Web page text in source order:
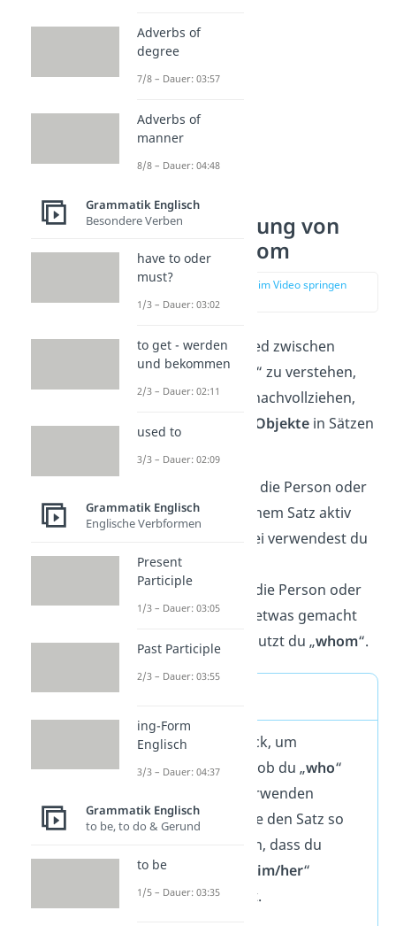
Regeln zur
Unterscheidung von
who und whom
zur Stelle im Video springen
(01:14)
Um den Unterschied zwischen
who“ und „whom
“ zu verstehen,
musst du erstmal nachvollziehen,
Subjekte Objektein Sätzen
ist die Person oder
Sache, die in einem Satz aktiv
etwas tut. Dabei verwendest du
„who
DasObjekt
ist die Person oder
Sache, mit der etwas gemacht
wird. Dann benutzt du „whom“.
Ein einfacher Trick, um
herauszufinden, ob du „who“
“ verwenden
solltest: Versuche den Satz so
umzuformulieren, dass du
„ he/she him/her“
einsetzen kannst.
Adverbs of
degree
7/8 – Dauer: 03:57
Adverbs of
manner
8/8 – Dauer: 04:48
Grammatik Englisch
Besondere Verben
have to oder
must?
1/3 – Dauer: 03:02
to get - werden
und bekommen
2/3 – Dauer: 02:11
used to
3/3 – Dauer: 02:09
Grammatik Englisch
Englische Verbformen
Present
Participle
1/3 – Dauer: 03:05
Past Participle
2/3 – Dauer: 03:55
ing-Form
Englisch
3/3 – Dauer: 04:37
Grammatik Englisch
to be, to do & Gerund
to be
1/5 – Dauer: 03:35